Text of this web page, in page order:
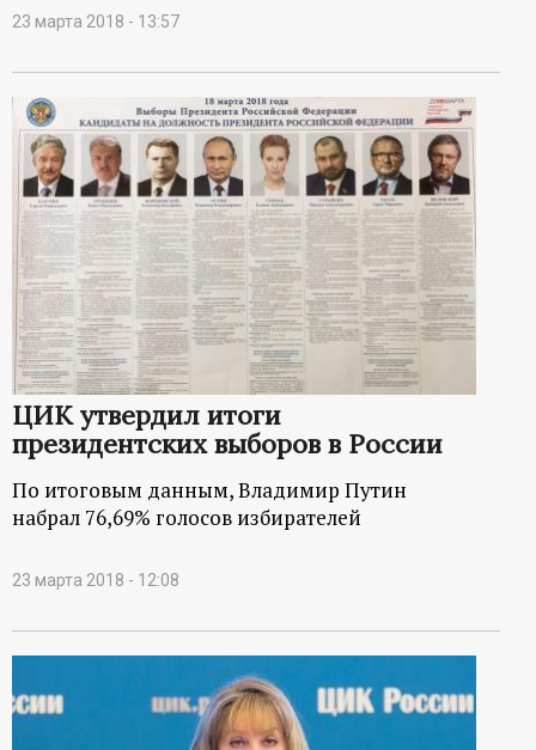
23 марта 2018 - 13:57
ЦИК утвердил итоги
президентских выборов в России
По итоговым данным, Владимир Путин
набрал 76,69% голосов избирателей
23 марта 2018 - 12:08